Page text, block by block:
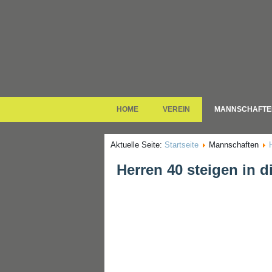
HOME VEREIN
Aktuelle Seite: Startseite Mannschaften
Herren 40 steigen in